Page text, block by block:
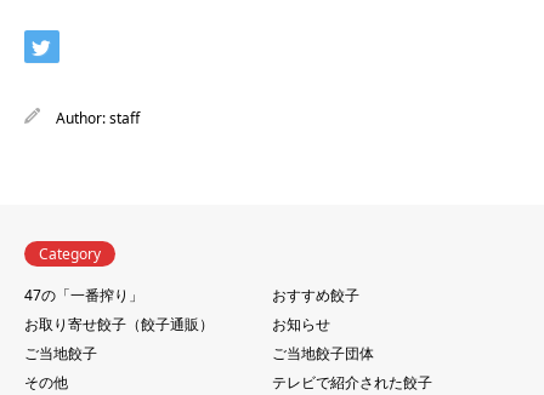
Author:staff
Category
47の「一番搾り」
おすすめ餃子
お取り寄せ餃子（餃子通販）
お知らせ
ご当地餃子
ご当地餃子団体
その他
テレビで紹介された餃子